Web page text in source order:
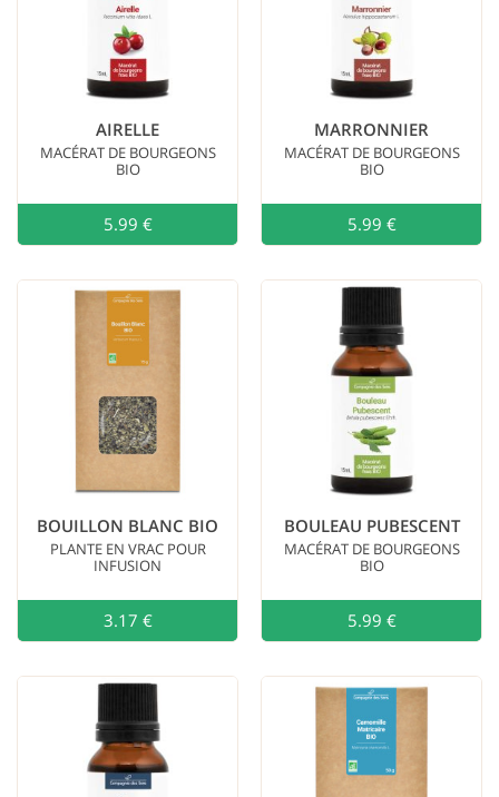
AIRELLE
MACÉRAT DE BOURGEONS
BIO
5.99 € Ajouter au
MARRONNIER
MACÉRAT DE BOURGEONS
BIO
5.99 €
BOUILLON BLANC BIO
PLANTE EN VRAC POUR
INFUSION
3.17 € Ajouter au
BOULEAU PUBESCENT
MACÉRAT DE BOURGEONS
BIO
5.99 €